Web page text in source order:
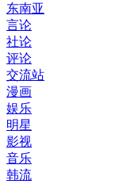
东南亚
言论
社论
评论
交流站
漫画
娱乐
明星
影视
音乐
韩流